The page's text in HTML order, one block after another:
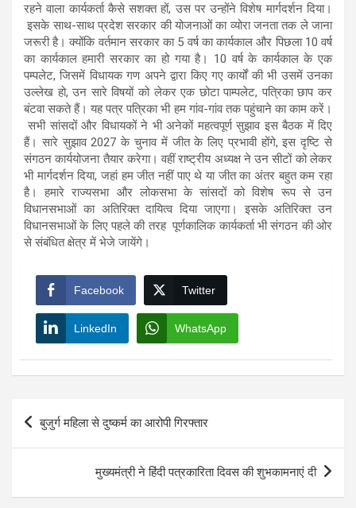
रहने वाला कार्यकर्ता कैसे सशक्त हों, उस पर उन्होंने विशेष मार्गदर्शन दिया।
इसके साथ-साथ प्रदेश सरकार की योजनाओं का व्योरा जनता तक ले जाना
जरूरी है। क्योंकि वर्तमान सरकार का 5 वर्ष का कार्यकाल और पिछला 10 वर्ष
का कार्यकाल हमारी सरकार का हो गया है। 10 वर्ष के कार्यकाल के एक
पम्पलेट, जिसमें विधायक गण अपने द्वारा किए गए कार्यों की भी उसमें उनका
उल्लेख हो, उन सारे विषयों को लेकर एक छोटा पाम्पलेट, पत्रिका छाप कर
बंटवा सकते हैं। यह पत्र पत्रिका भी हम गांव-गांव तक पहुंचाने का काम करें।
सभी सांसदों और विधायकों ने भी अनेकों महत्वपूर्ण सुझाव इस बैठक में दिए
हैं। सारे सुझाव 2027 के चुनाव में जीत के लिए प्रभावी होंगे, इस दृष्टि से
संगठन कार्ययोजना तैयार करेगा। वहीं राष्ट्रीय अध्यक्ष ने उन सीटों को लेकर
भी मार्गदर्शन दिया, जहां हम जीत नहीं पाए थे या जीत का अंतर बहुत कम रहा
है। हमारे राज्यसभा और लोकसभा के सांसदों को विशेष रूप से उन
विधानसभाओं का अतिरिक्त दायित्व दिया जाएगा। इसके अतिरिक्त उन
विधानसभाओं के लिए पहले की तरह पूर्णकालिक कार्यकर्ता भी संगठन की ओर
से संबंधित क्षेत्र में भेजे जायेंगे।
Facebook Twitter
LinkedIn WhatsApp
Post
navigation
बुजुर्ग महिला से दुष्कर्म का आरोपी गिरफ्तार
मुख्यमंत्री ने हिंदी पत्रकारिता दिवस की शुभकामनाएं दी